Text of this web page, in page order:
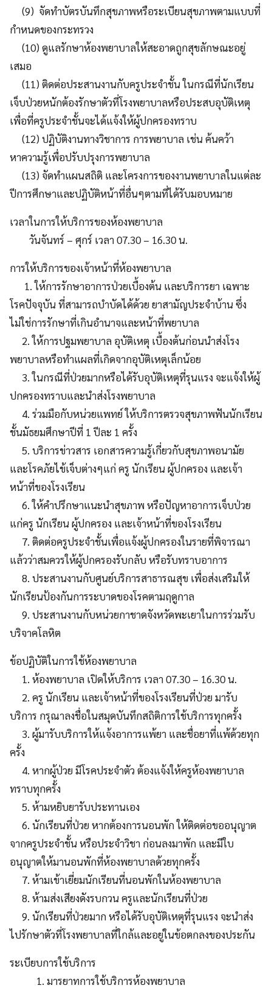
(9) จัดทำบัตรบันทึกสุขภาพหรือระเบียนสุขภาพตามแบบที่
กำหนดของกระทรวง
(10) ดูแลรักษาห้องพยาบาลให้สะอาดถูกสุขลักษณะอยู่
เสมอ
(11) ติดต่อประสานงานกับครูประจำชั้น ในกรณีที่นักเรียน
เจ็บป่วยหนักต้องรักษาตัวที่โรงพยาบาลหรือประสบอุบัติเหตุ
เพื่อที่ครูประจำชั้นจะได้แจ้งให้ผู้ปกครองทราบ
(12) ปฏิบัติงานทางวิชาการ การพยาบาล เช่น ค้นคว้า
หาความรู้เพื่อปรับปรุงการพยาบาล
(13) จัดทำแผนสถิติ และโครงการของงานพยาบาลในแต่ละ
ปีการศึกษาและปฏิบัติหน้าที่อื่นๆตามที่ได้รับมอบหมาย
เวลาในการให้บริการของห้องพยาบาล
วันจันทร์ – ศุกร์ เวลา 07.30 – 16.30 น.
การให้บริการของเจ้าหน้าที่ห้องพยาบาล
1. ให้การรักษาอาการป่วยเบื้องต้น และบริการยา เฉพาะ
โรคปัจจุบัน ที่สามารถบำบัดได้ด้วย ยาสามัญประจำบ้าน ซึ่ง
ไม่ใช่การรักษาที่เกินอำนาจและหน้าที่พยาบาล
2. ให้การปฐมพยาบาล อุบัติเหตุ เบื้องต้นก่อนนำส่งโรง
พยาบาลหรือทำแผลที่เกิดจากอุบัติเหตุเล็กน้อย
3. ในกรณีที่ป่วยมากหรือได้รับอุบัติเหตุที่รุนแรง จะแจ้งให้ผู้
ปกครองทราบและนำส่งโรงพยาบาล
4. ร่วมมือกับหน่วยแพทย์ ให้บริการตรวจสุขภาพฟันนักเรียน
ชั้นมัธยมศึกษาปีที่ 1 ปีละ 1 ครั้ง
5. บริการข่าวสาร เอกสารความรู้เกี่ยวกับสุขภาพอนามัย
และโรคภัยไข้เจ็บต่างๆแก่ ครู นักเรียน ผู้ปกครอง และเจ้า
หน้าที่ของโรงเรียน
6. ให้คำปรึกษาแนะนำสุขภาพ หรือปัญหาอาการเจ็บป่วย
แก่ครู นักเรียน ผู้ปกครอง และเจ้าหน้าที่ของโรงเรียน
7. ติดต่อครูประจำชั้นเพื่อแจ้งผู้ปกครองในรายที่พิจารณา
แล้วว่าสมควรให้ผู้ปกครองรับกลับ หรือรับทราบอาการ
8. ประสานงานกับศูนย์บริการสาธารณสุข เพื่อส่งเสริมให้
นักเรียนป้องกันการระบาดของโรคตามฤดูกาล
9. ประสานงานกับหน่วยกาชาดจังหวัดพะเยาในการร่วมรับ
บริจาคโลหิต
ข้อปฏิบัติในการใช้ห้องพยาบาล
1. ห้องพยาบาล เปิดให้บริการ เวลา 07.30 – 16.30 น.
2. ครู นักเรียน และเจ้าหน้าที่ของโรงเรียนที่ป่วย มารับ
บริการ กรุณาลงชื่อในสมุดบันทึกสถิติการใช้บริการทุกครั้ง
3. ผู้มารับบริการให้แจ้งอาการแพ้ยา และชื่อยาที่แพ้ด้วยทุก
ครั้ง
4. หากผู้ป่วย มีโรคประจำตัว ต้องแจ้งให้ครูห้องพยาบาล
ทราบทุกครั้ง
5. ห้ามหยิบยารับประทานเอง
6. นักเรียนที่ป่วย หากต้องการนอนพัก ให้ติดต่อขออนุญาต
จากครูประจำชั้น หรือประจำวิชา ก่อนลงมาพัก และมีใบ
อนุญาตให้มานอนพักที่ห้องพยาบาลด้วยทุกครั้ง
7. ห้ามเข้าเยี่ยมนักเรียนที่นอนพักในห้องพยาบาล
8. ห้ามส่งเสียงดังรบกวน ครูและนักเรียนที่ป่วย
9. นักเรียนที่ป่วยมาก หรือได้รับอุบัติเหตุที่รุนแรง จะนำส่ง
ไปรักษาตัวที่โรงพยาบาลที่ใกล้และอยู่ในข้อตกลงของประกัน
ระเบียบการใช้บริการ
1. มารยาทการใช้บริการห้องพยาบาล